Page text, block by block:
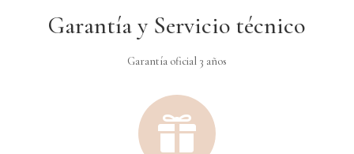
Garantía y Servicio técnico
Garantía oficial 3 años
